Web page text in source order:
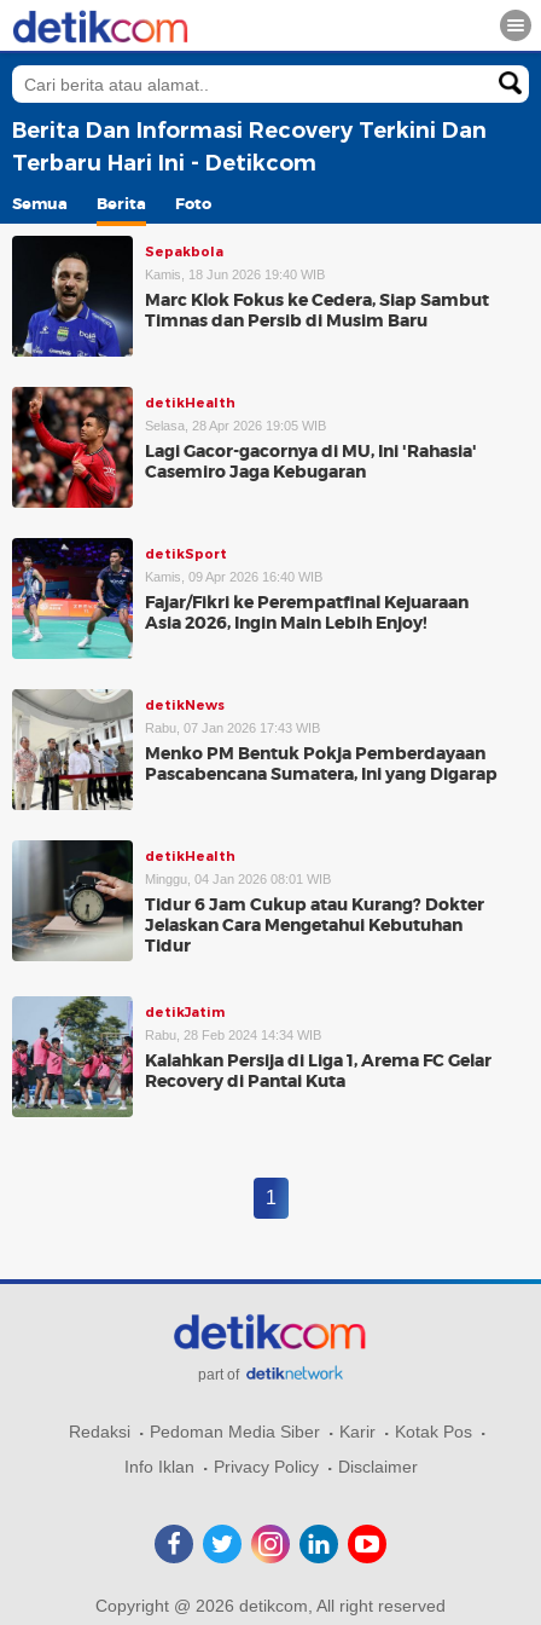
Berita Dan Informasi Recovery Terkini Dan
Terbaru Hari Ini - Detikcom
Semua Berita Foto
Sepakbola
Kamis, 18 Jun 2026 19:40 WIB
Marc Klok Fokus ke Cedera, Siap Sambut
Timnas dan Persib di Musim Baru
detikHealth
Selasa, 28 Apr 2026 19:05 WIB
Lagi Gacor-gacornya di MU, Ini 'Rahasia'
Casemiro Jaga Kebugaran
detikSport
Kamis, 09 Apr 2026 16:40 WIB
Fajar/Fikri ke Perempatfinal Kejuaraan
Asia 2026, Ingin Main Lebih Enjoy!
detikNews
Rabu, 07 Jan 2026 17:43 WIB
Menko PM Bentuk Pokja Pemberdayaan
Pascabencana Sumatera, Ini yang Digarap
detikHealth
Minggu, 04 Jan 2026 08:01 WIB
Tidur 6 Jam Cukup atau Kurang? Dokter
Jelaskan Cara Mengetahui Kebutuhan
Tidur
detikJatim
Rabu, 28 Feb 2024 14:34 WIB
Kalahkan Persija di Liga 1, Arema FC Gelar
Recovery di Pantai Kuta
1
part of
Redaksi Pedoman Media Siber Karir
Kotak Pos
Info Iklan
Privacy Policy Disclaimer
Copyright @ 2026 detikcom, All right reserved